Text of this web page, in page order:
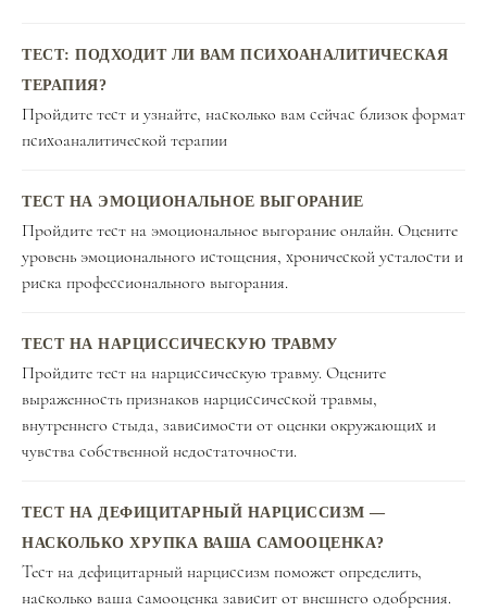
ТЕСТ: ПОДХОДИТ ЛИ ВАМ ПСИХОАНАЛИТИЧЕСКАЯ
ТЕРАПИЯ?
Пройдите тест и узнайте, насколько вам сейчас близок формат
психоаналитической терапии
ТЕСТ НА ЭМОЦИОНАЛЬНОЕ ВЫГОРАНИЕ
Пройдите тест на эмоциональное выгорание онлайн. Оцените
уровень эмоционального истощения, хронической усталости и
риска профессионального выгорания.
ТЕСТ НА НАРЦИССИЧЕСКУЮ ТРАВМУ
Пройдите тест на нарциссическую травму. Оцените
выраженность признаков нарциссической травмы,
внутреннего стыда, зависимости от оценки окружающих и
чувства собственной недостаточности.
ТЕСТ НА ДЕФИЦИТАРНЫЙ НАРЦИССИЗМ —
НАСКОЛЬКО ХРУПКА ВАША САМООЦЕНКА?
Тест на дефицитарный нарциссизм поможет определить,
насколько ваша самооценка зависит от внешнего одобрения.